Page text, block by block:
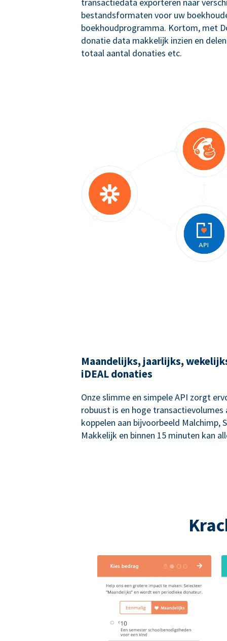
transactiedata exporteren naar
bestandsformaten voor uw
boekhoudprogramma. Kortom, met
donatie data makkelijk inzien en
totaal aantal donaties etc.
Maandelijks, jaarlijks,
iDEAL donaties
Onze slimme en simpele API zorgt
robuust is en hoge transactievolumes
koppelen aan bijvoorbeeld Malchimp,
Makkelijk en binnen 15 minuten kan